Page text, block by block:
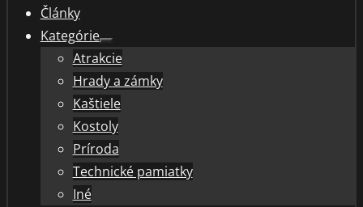
Články
Kategórie
Show
sub
menu
Atrakcie
Hrady a zámky
Kaštiele
Kostoly
Príroda
Technické pamiatky
Iné